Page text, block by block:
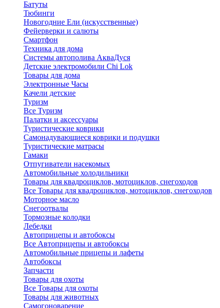
Батуты
Тюбинги
Новогодние Ели (искусственные)
Фейерверки и салюты
Смартфон
Техника для дома
Системы автополива АкваДуся
Детские электромобили Chi Lok
Товары для дома
Электронные Часы
Качели детские
Туризм
Все Туризм
Палатки и аксессуары
Туристические коврики
Самонадувающиеся коврики и подушки
Туристические матрасы
Гамаки
Отпугиватели насекомых
Автомобильные холодильники
Товары для квадроциклов, мотоциклов, снегоходов
Все Товары для квадроциклов, мотоциклов, снегоходов
Моторное масло
Снегоотвалы
Тормозные колодки
Лебедки
Автоприцепы и автобоксы
Все Автоприцепы и автобоксы
Автомобильные прицепы и лафеты
Автобоксы
Запчасти
Товары для охоты
Все Товары для охоты
Товары для животных
Самогоноварение